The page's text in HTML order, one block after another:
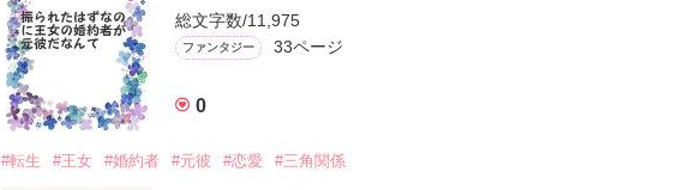
長き時を越えて導かれるように目覚めた時には、以前の当たり前な日常が何も変わらな
に、少しずつ何かが違うようにも感じる刺の刺さった孤独と違和感。
それでも大切な人達が幸せになるのなら、リリィはその幸せの為に尽くしたい。
誰もが誰かを想っていただけ、誰も悪くないから。
例え、初恋が知らぬ間に奪われていたとしても。
総文字数/11,975
ファンタジー 33ページ
0
#転生 #王女 #婚約者 #元彼 #恋愛 #三角関係